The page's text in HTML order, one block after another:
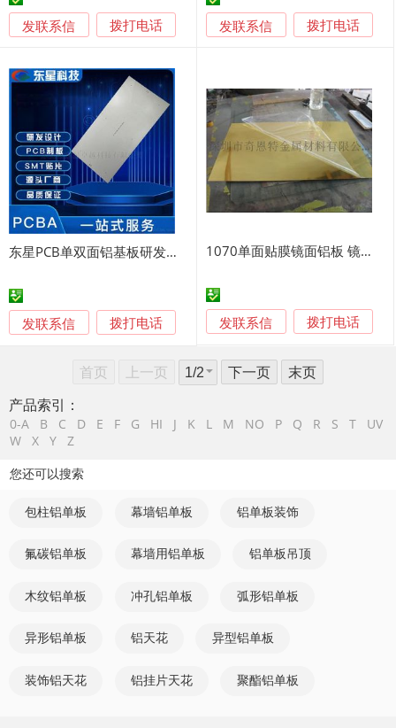
发联系信 拨打电话 发联系信 拨打电话
东星PCB单双面铝基板研发定制原理图设计灯珠贴片
发联系信 拨打电话
1070单面贴膜镜面铝板 镜面铝板
发联系信 拨打电话
首页 上一页 下一页
末页
产品索引：
0-A B C D E F G HI J K L M NO P Q R S T
UV
W
X Y Z
您还可以搜索
包柱铝单板 幕墙铝单板 铝单板装饰
氟碳铝单板 幕墙用铝单板 铝单板吊顶
木纹铝单板 冲孔铝单板 弧形铝单板
异形铝单板 铝天花 异型铝单板
装饰铝天花 铝挂片天花 聚酯铝单板